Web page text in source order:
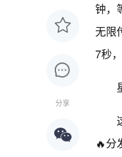
分享
钟，
无限
7秒
🔥分